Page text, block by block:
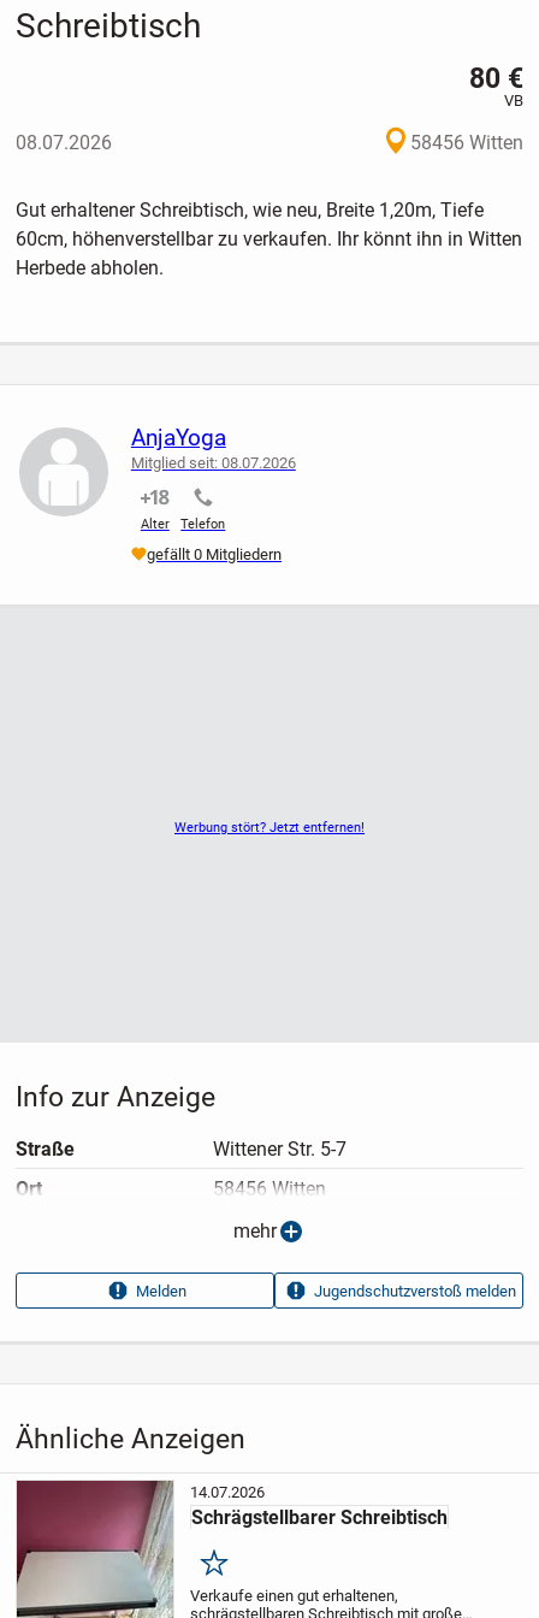
Schreibtisch
80 €
VB
08.07.2026 58456 Witten
Gut erhaltener Schreibtisch, wie neu, Breite 1,20m, Tiefe
60cm, höhenverstellbar zu verkaufen. Ihr könnt ihn in Witten
Herbede abholen.
Werbung stört? Jetzt entfernen!
Ähnliche Anzeigen
14.07.2026
Schrägstellbarer Schreibtisch
Merken
Verkaufe einen gut erhaltenen,
schrägstellbaren Schreibtisch mit großer
AnjaYoga
Mitglied seit: 08.07.2026
Alter
nicht verifiziert
Telefon
nicht verifiziert
gefällt 0 Mitgliedern
Info zur Anzeige
Straße
Wittener Str. 5-7
Ort
58456 Witten
Privatangebot
Anzeigen­datum
08.07.2026
Anzeigen­kennung
63c462cb
Aufrufe dieser
11
Schreibtische
mehr
Melden Jugendschutzverstoß melden